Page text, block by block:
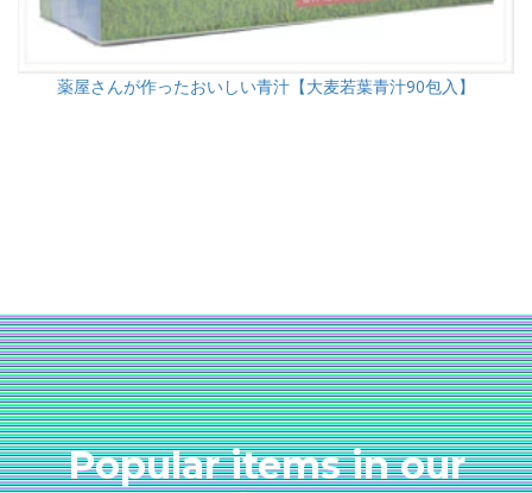
薬屋さんが作ったおいしい青汁【大麦若葉青汁90包入】
Popular items in our